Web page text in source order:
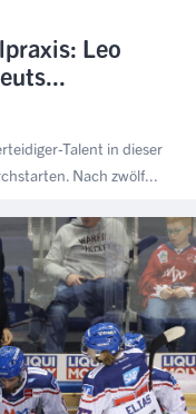
Leo
Talent in dieser
Nach zwölf...